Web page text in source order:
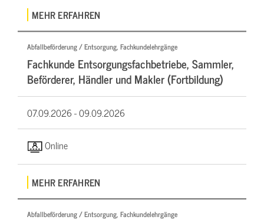
MEHR ERFAHREN
Abfallbeförderung / Entsorgung, Fachkundelehrgänge
Fachkunde Entsorgungsfachbetriebe, Sammler,
Beförderer, Händler und Makler (Fortbildung)
07.09.2026 -09.09.2026
Online
MEHR ERFAHREN
Abfallbeförderung / Entsorgung, Fachkundelehrgänge